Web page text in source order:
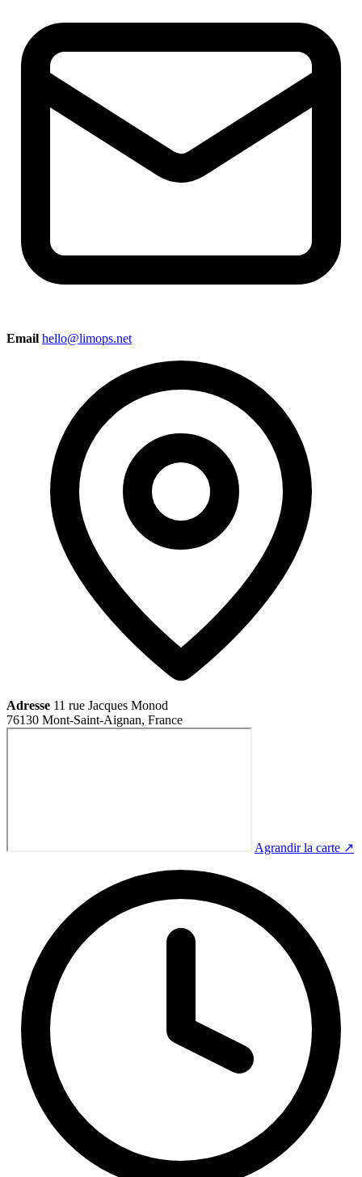
Email hello@limops.net
Adresse 11 rue Jacques Monod
76130 Mont-Saint-Aignan, France
Agrandir la carte ↗